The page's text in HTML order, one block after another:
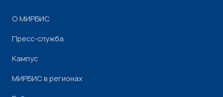
О МИРБИС
Пресс-служба
Кампус
МИРБИС в регионах